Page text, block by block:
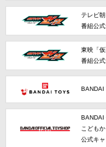
テレビ朝
番組公式
東映「仮
番組公式
BANDAI
BANDAI
こども
公式キ